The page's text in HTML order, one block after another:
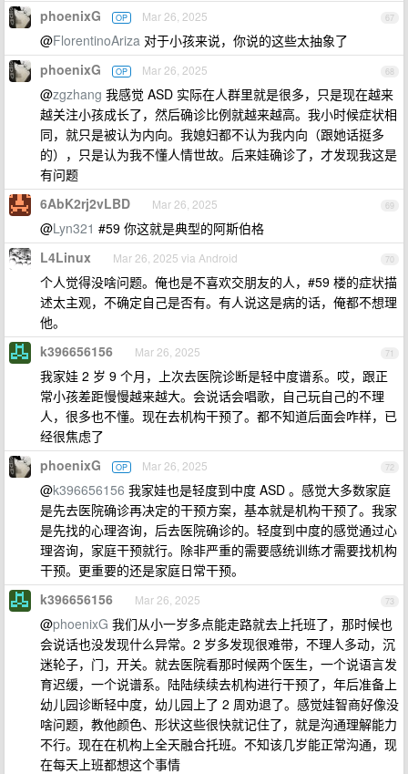
67
phoenixG OP Mar 26, 2025
@FlorentinoAriza 对于小孩来说，你说的这些太抽象了
68
phoenixG OP Mar 26, 2025
@zgzhang 我感觉 ASD 实际在人群里就是很多，只是现在越来
越关注小孩成长了，然后确诊比例就越来越高。我小时候症状相
同，就只是被认为内向。我媳妇都不认为我内向（跟她话挺多
的），只是认为我不懂人情世故。后来娃确诊了，才发现我这是
有问题
69
6AbK2rj2vLBD Mar 26, 2025
@Lyn321 #59 你这就是典型的阿斯伯格
70
L4Linux Mar 26, 2025 via Android
个人觉得没啥问题。俺也是不喜欢交朋友的人，#59 楼的症状描
述太主观，不确定自己是否有。有人说这是病的话，俺都不想理
他。
71
k396656156 Mar 26, 2025
我家娃 2 岁 9 个月，上次去医院诊断是轻中度谱系。哎，跟正
常小孩差距慢慢越来越大。会说话会唱歌，自己玩自己的不理
人，很多也不懂。现在去机构干预了。都不知道后面会咋样，已
经很焦虑了
72
phoenixG OP Mar 26, 2025
@k396656156 我家娃也是轻度到中度 ASD 。感觉大多数家庭
是先去医院确诊再决定的干预方案，基本就是机构干预了。我家
是先找的心理咨询，后去医院确诊的。轻度到中度的感觉通过心
理咨询，家庭干预就行。除非严重的需要感统训练才需要找机构
干预。更重要的还是家庭日常干预。
73
k396656156 Mar 26, 2025
@phoenixG 我们从小一岁多点能走路就去上托班了，那时候也
会说话也没发现什么异常。2 岁多发现很难带，不理人多动，沉
迷轮子，门，开关。就去医院看那时候两个医生，一个说语言发
育迟缓，一个说谱系。陆陆续续去机构进行干预了，年后准备上
幼儿园诊断轻中度，幼儿园上了 2 周劝退了。感觉娃智商好像没
啥问题，教他颜色、形状这些很快就记住了，就是沟通理解能力
不行。现在在机构上全天融合托班。不知该几岁能正常沟通，现
在每天上班都想这个事情